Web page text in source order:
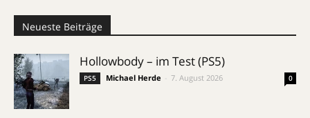
Neueste Beiträge
Hollowbody – im Test (PS5)
PS5 Michael Herde 7. August 2026 0